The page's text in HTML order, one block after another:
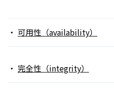
可用性（availability）
完全性（integrity）